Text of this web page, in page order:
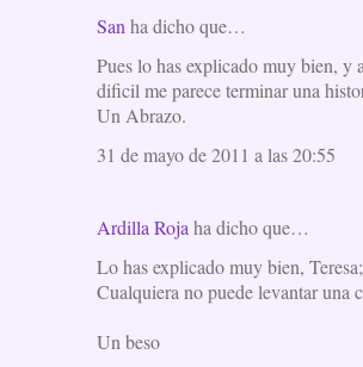
San ha dicho que…
Pues lo has explicado muy bien, y
dificil me parece terminar una
Un Abrazo.
31 de mayo de 2011 a las 20:55
Ardilla Roja ha dicho que…
Lo has explicado muy bien,
Cualquiera no puede levantar una
Un beso